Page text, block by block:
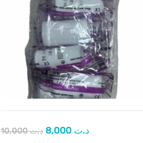
د.ت10,000 د.ت